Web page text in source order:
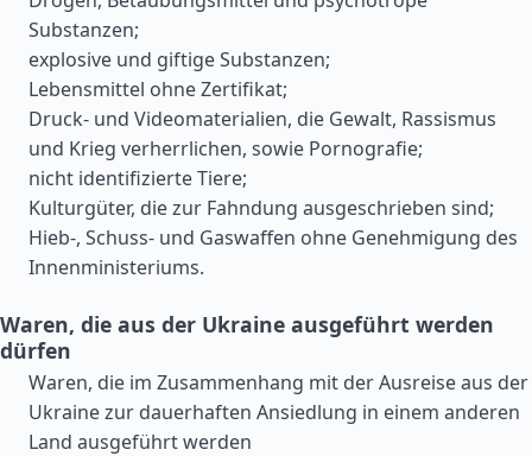
Substanzen;
explosive und giftige Substanzen;
Lebensmittel ohne Zertifikat;
Druck- und Videomaterialien, die Gewalt, Rassismus
und Krieg verherrlichen, sowie Pornografie;
nicht identifizierte Tiere;
Kulturgüter, die zur Fahndung ausgeschrieben sind;
Hieb-, Schuss- und Gaswaffen ohne Genehmigung des
Innenministeriums.
Waren, die aus der Ukraine ausgeführt werden
dürfen
Waren, die im Zusammenhang mit der Ausreise aus der
Ukraine zur dauerhaften Ansiedlung in einem anderen
Land ausgeführt werden